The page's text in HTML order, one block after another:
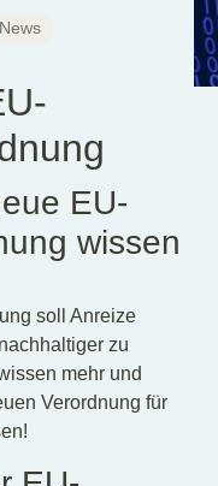
News
EU-
wissen
soll Anreize
zu
mehr und
Verordnung für